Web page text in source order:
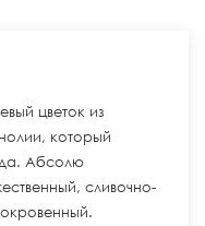
цветок из
который
Абсолю
сливочно-